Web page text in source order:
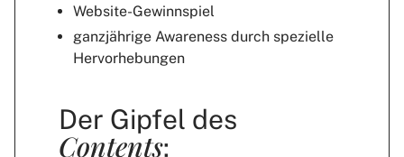
Website-Gewinnspiel
ganzjährige Awareness durch spezielle
Hervorhebungen
Der Gipfel des
Contents: